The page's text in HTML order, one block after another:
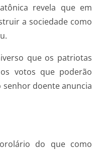
revela que em
a sociedade como
que os patriotas
votos que poderão
senhor doente anuncia
do que como